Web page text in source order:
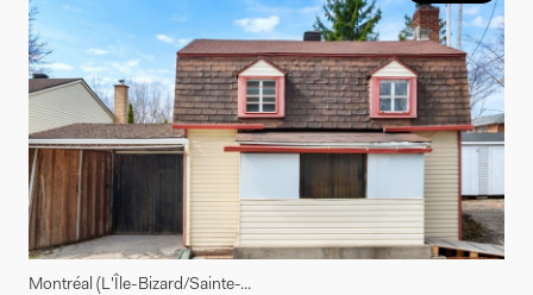
Montréal (L'Île-Bizard/Sainte-...